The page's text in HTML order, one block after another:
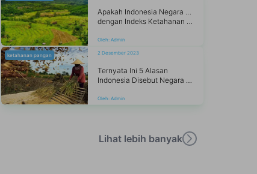
Apakah Indonesia Negara Agraris
dengan Indeks Ketahanan Pangan Tinggi?
Oleh: Admin
ketahanan pangan 2 Desember 2023
Ternyata Ini 5 Alasan
Indonesia Disebut Negara Agraris
Oleh: Admin
Lihat lebih banyak